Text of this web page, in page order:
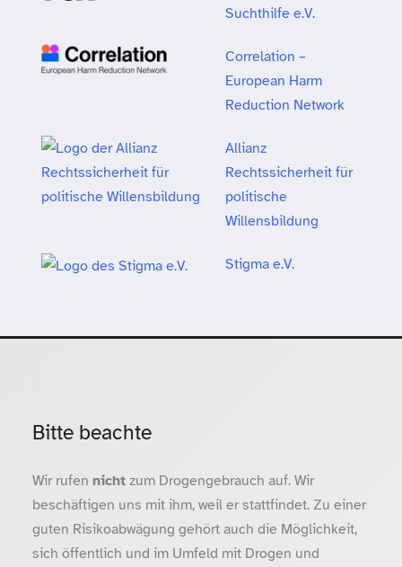
Suchthilfe e.V.
Correlation –
European Harm
Reduction Network
Allianz
Rechtssicherheit für
politische
Willensbildung
Stigma e.V.
Bitte beachte
Wir rufen nichtzum Drogengebrauch auf. Wir
beschäftigen uns mit ihm, weil er stattfindet. Zu einer
guten Risikoabwägung gehört auch die Möglichkeit,
sich öffentlich und im Umfeld mit Drogen und